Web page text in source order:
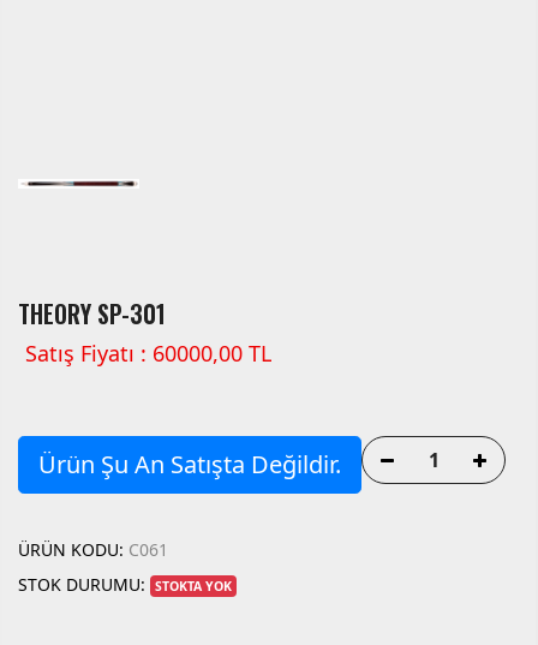
THEORY SP-301
Satış Fiyatı : 60000,00 TL
Ürün Şu An Satışta Değildir.
ÜRÜN KODU: C061
STOK DURUMU:
STOKTA YOK